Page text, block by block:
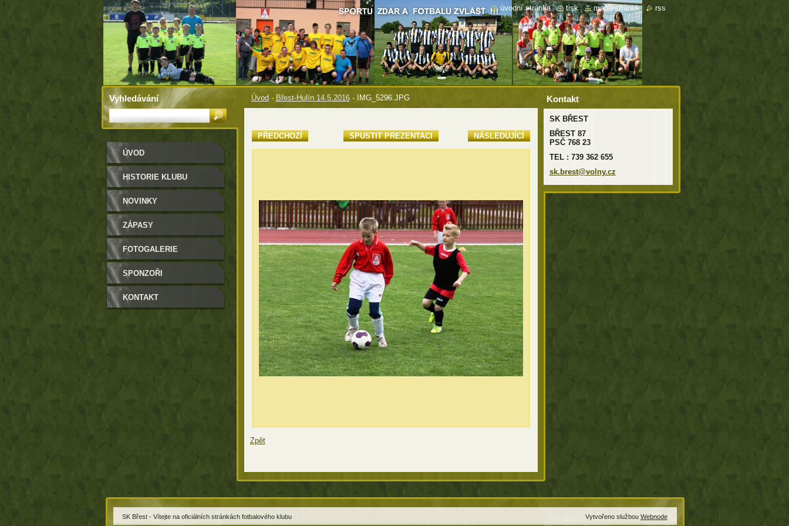
Úvod - Břest-Hulín 14.5.2016 - IMG_5296.JPG
PŘEDCHOZÍ SPUSTIT PREZENTACI NÁSLEDUJÍCÍ
Zpět
ÚVOD
HISTORIE KLUBU
NOVINKY
ZÁPASY
FOTOGALERIE
SPONZOŘI
KONTAKT
Kontakt
SK BŘEST
BŘEST 87
PSČ 768 23
TEL : 739 362 655
sk.brest@volny.cz
Vyhledávání
úvodní stránka | tisk | mapa stránek | rss
SK Břest - Vítejte na oficiálních stránkách fotbalového klubu Vytvořeno službou Webnode